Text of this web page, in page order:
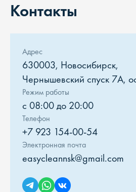
Контакты
Адрес
630003, Новосибирск,
Чернышевский спуск 7А,
Режим работы
с 08:00 до 20:00
Телефон
+7 923 154-00-54
Электронная почта
easycleannsk@gmail.com